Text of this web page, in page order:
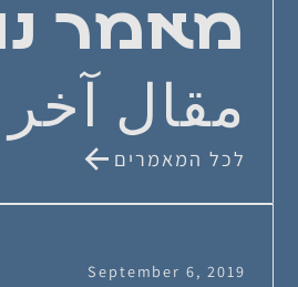
מאמר
مقال آخر
לכל המאמרים
September 6, 2019